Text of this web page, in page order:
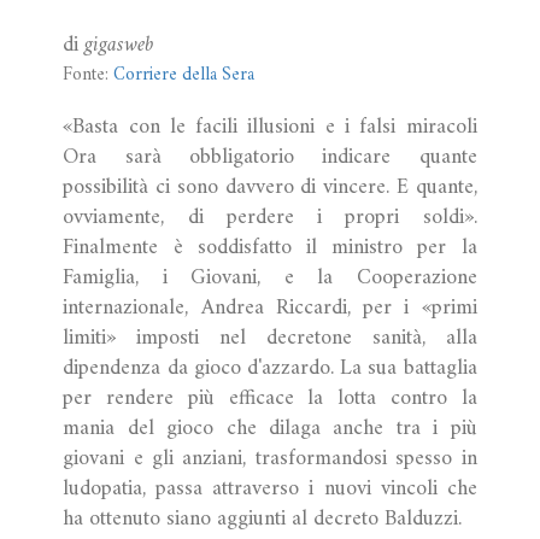
digigasweb
Fonte:Corriere della Sera
«Basta con le facili illusioni e i falsi miracoli
Ora sarà obbligatorio indicare quante
possibilità ci sono davvero di vincere. E quante,
ovviamente, di perdere i propri soldi».
Finalmente è soddisfatto il ministro per la
Famiglia, i Giovani, e la Cooperazione
internazionale, Andrea Riccardi, per i «primi
limiti» imposti nel decretone sanità, alla
dipendenza da gioco d'azzardo. La sua battaglia
per rendere più efficace la lotta contro la
mania del gioco che dilaga anche tra i più
giovani e gli anziani, trasformandosi spesso in
ludopatia, passa attraverso i nuovi vincoli che
ha ottenuto siano aggiunti al decreto Balduzzi.